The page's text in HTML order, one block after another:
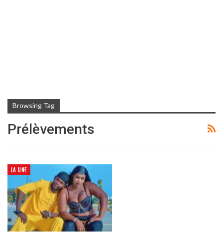
Browsing Tag
Prélèvements
LA UNE